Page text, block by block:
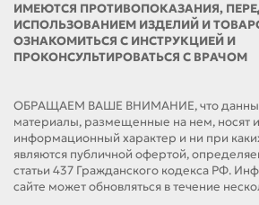
ИМЕЮТСЯ ПРОТИВОПОКАЗАНИЯ,
ИСПОЛЬЗОВАНИЕМ ИЗДЕЛИЙ И
ОЗНАКОМИТЬСЯ С ИНСТРУКЦИЕЙ И
ПРОКОНСУЛЬТИРОВАТЬСЯ С ВРАЧОМ
ОБРАЩАЕМ ВАШЕ ВНИМАНИЕ, что данный
материалы, размещенные на нем, носят
информационный характер и ни при
являются публичной офертой,
статьи 437 Гражданского кодекса РФ.
сайте может обновляться в течение